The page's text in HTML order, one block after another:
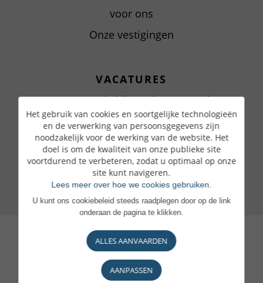
voor ons
Onze vestigingen
VACATURES
Waarom zou je bij ons komen werken
Een geëngageerde bank
Je voordelen
Raadpleeg onze aanbiedingen
Het gebruik van cookies en soortgelijke technologieën
en de verwerking van persoonsgegevens zijn
noodzakelijk voor de werking van de website. Het
doel is om de kwaliteit van onze publieke site
voortdurend te verbeteren, zodat u optimaal op onze
site kunt navigeren.
Lees meer over hoe we cookies gebruiken.
U kunt ons cookiebeleid steeds raadplegen door op de link
onderaan de pagina te klikken.
ALLES AANVAARDEN
AANPASSEN